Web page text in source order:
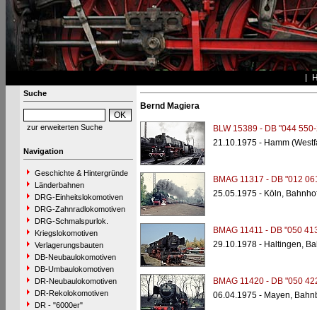
Suche
zur erweiterten Suche
Navigation
Geschichte & Hintergründe
Länderbahnen
DRG-Einheitslokomotiven
DRG-Zahnradlokomotiven
DRG-Schmalspurlok.
Kriegslokomotiven
Verlagerungsbauten
DB-Neubaulokomotiven
DB-Umbaulokomotiven
DR-Neubaulokomotiven
DR-Rekolokomotiven
DR - "6000er"
Bernd Magiera
BLW 15389 - DB "044
21.10.1975 - Hamm
BMAG 11317 - DB "012
25.05.1975 - Köln,
BMAG 11411 - DB "050
29.10.1978 - Haltingen,
BMAG 11420 - DB "050
06.04.1975 - Mayen,